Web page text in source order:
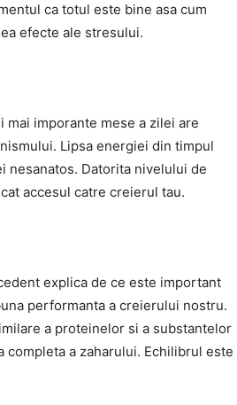
ca totul este bine asa cum
efecte ale stresului.
mai imporante mese a zilei are
Lipsa energiei din timpul
nesanatos. Datorita nivelului de
accesul catre creierul tau.
explica de ce este important
performanta a creierului nostru.
a proteinelor si a substantelor
a zaharului. Echilibrul este